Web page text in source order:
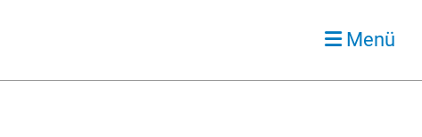
Menü